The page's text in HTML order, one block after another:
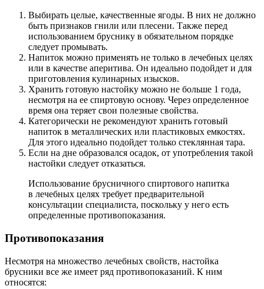
Выбирать целые, качественные ягоды. В них не должно
быть признаков гнили или плесени. Также перед
использованием бруснику в обязательном порядке
следует промывать.
Напиток можно применять не только в лечебных целях
или в качестве аперитива. Он идеально подойдет и для
приготовления кулинарных изысков.
Хранить готовую настойку можно не больше 1 года,
несмотря на ее спиртовую основу. Через определенное
время она теряет свои полезные свойства.
Категорически не рекомендуют хранить готовый
напиток в металлических или пластиковых емкостях.
Для этого идеально подойдет только стеклянная тара.
Если на дне образовался осадок, от употребления такой
настойки следует отказаться.
Использование брусничного спиртового напитка
в лечебных целях требует предварительной
консультации специалиста, поскольку у него есть
определенные противопоказания.
Противопоказания
Несмотря на множество лечебных свойств, настойка
брусники все же имеет ряд противопоказаний. К ним
относятся: